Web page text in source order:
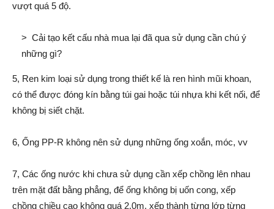
vượt quá 5 độ.
> Cải tạo kết cấu nhà mua lại đã qua sử dụng cần chú ý
những gì?
5, Ren kim loại sử dụng trong thiết kế là ren hình mũi khoan,
có thể được đóng kín bằng túi gai hoặc túi nhựa khi kết nối, để
không bị siết chặt.
6, Ống PP-R không nên sử dụng những ống xoắn, móc, vv
7, Các ống nước khi chưa sử dụng cần xếp chồng lên nhau
trên mặt đất bằng phẳng, để ống không bị uốn cong, xếp
chồng chiều cao không quá 2.0m, xếp thành từng lớp từng